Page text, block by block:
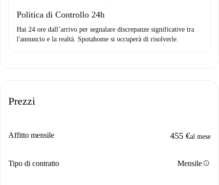
Politica di Controllo 24h
Hai 24 ore dall’arrivo per segnalare discrepanze significative tra
l'annuncio e la realtà. Spotahome si occuperà di risolverle.
Prezzi
Affitto mensile 455 €al mese
Tipo di contratto Mensileinfo